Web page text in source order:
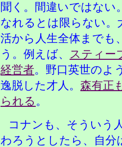
聞く。間違いではない
なれるとは限らない。
活から人生全体までも
う。例えば、
スティー
経営者。野口英世のよ
逸脱した才人。 森有正
られる 。
コナンも、そういう
わろうとしたら、自